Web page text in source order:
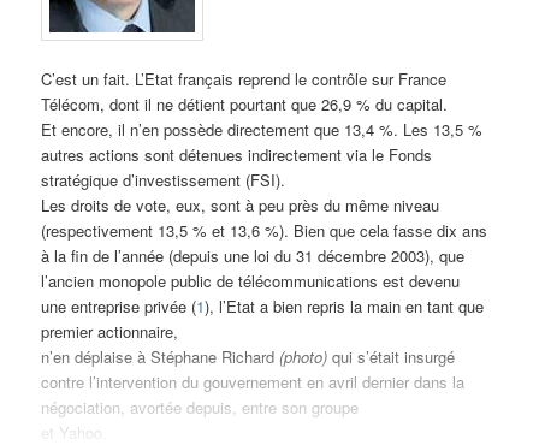
C’est un fait. L’Etat français reprend le contrôle sur France
Télécom, dont il ne détient pourtant que 26,9 % du capital.
Et encore, il n’en possède directement que 13,4 %. Les 13,5 %
autres actions sont détenues indirectement via le Fonds
stratégique d’investissement (FSI).
Les droits de vote, eux, sont à peu près du même niveau
(respectivement 13,5 % et 13,6 %). Bien que cela fasse dix ans
à la fin de l’année (depuis une loi du 31 décembre 2003), que
l’ancien monopole public de télécommunications est devenu
une entreprise privée (1), l’Etat a bien repris la main en tant que
premier actionnaire,
n’en déplaise à Stéphane Richard (photo) qui s’était insurgé
contre l’intervention du gouvernement en avril dernier dans la
négociation, avortée depuis, entre son groupe
et Yahoo.